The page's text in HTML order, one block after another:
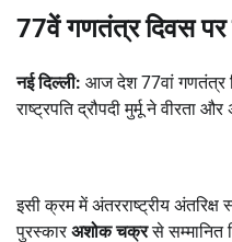
77वें गणतंत्र दिवस
नई दिल्ली: आज देश 77वां गणतंत्र
राष्ट्रपति द्रौपदी मुर्मू ने वीरता
इसी क्रम में अंतरराष्ट्रीय
पुरस्कारअशोक चक्रसे सम्मानित